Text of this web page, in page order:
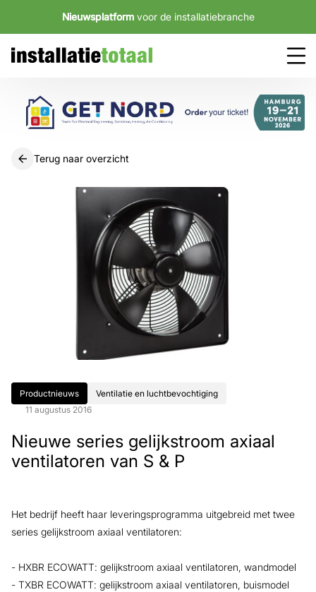
Nieuwsplatform voor de installatiebranche
Terug naar overzicht
Productnieuws
Ventilatie en luchtbevochtiging
11 augustus 2016
Nieuwe series gelijkstroom axiaal
ventilatoren van S & P
Het bedrijf heeft haar leveringsprogramma uitgebreid met twee
series gelijkstroom axiaal ventilatoren:
- HXBR ECOWATT: gelijkstroom axiaal ventilatoren, wandmodel
- TXBR ECOWATT: gelijkstroom axiaal ventilatoren, buismodel